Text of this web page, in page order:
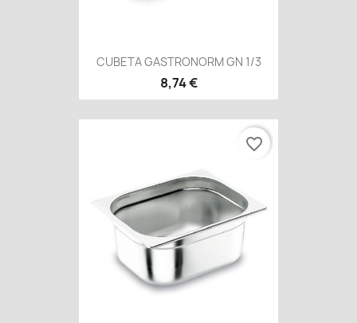
CUBETA GASTRONORM GN 1/3
8,74 €
favorite_border